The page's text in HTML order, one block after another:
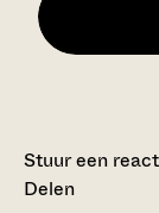
Stuur een
Delen